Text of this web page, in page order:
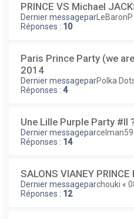
PRINCE VS Michael
Dernier messagepar LeBaronP
Réponses : 10
Paris Prince Party (we
2014
Dernier messageparPolka
Réponses : 4
Une Lille Purple Party #II
Dernier messageparcelman59
Réponses : 14
SALONS VIANEY PRINCE
Dernier messageparchouki «
Réponses : 12